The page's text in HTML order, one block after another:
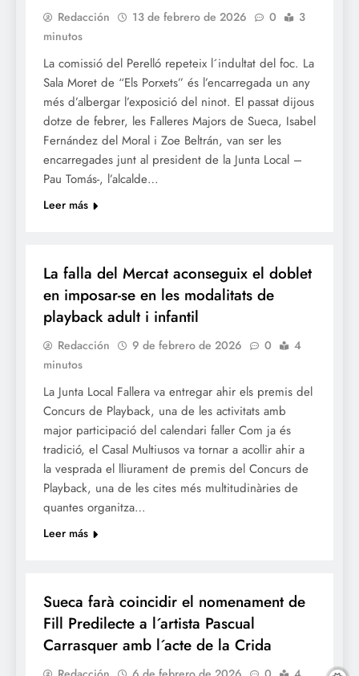
Redacción 13 de febrero de 2026 0
3
minutos
La comissió del Perelló repeteix l´indultat del foc. La
Sala Moret de “Els Porxets” és l’encarregada un any
més d’albergar l’exposició del ninot. El passat dijous
dotze de febrer, les Falleres Majors de Sueca, Isabel
Fernández del Moral i Zoe Beltrán, van ser les
encarregades junt al president de la Junta Local –
Pau Tomás-, l’alcalde…
Leer más
La falla del Mercat aconseguix el doblet
en imposar-se en les modalitats de
playback adult i infantil
Redacción 9 de febrero de 2026 0
4
minutos
La Junta Local Fallera va entregar ahir els premis del
Concurs de Playback, una de les activitats amb
major participació del calendari faller Com ja és
tradició, el Casal Multiusos va tornar a acollir ahir a
la vesprada el lliurament de premis del Concurs de
Playback, una de les cites més multitudinàries de
quantes organitza…
Leer más
Sueca farà coincidir el nomenament de
Fill Predilecte a l´artista Pascual
Carrasquer amb l´acte de la Crida